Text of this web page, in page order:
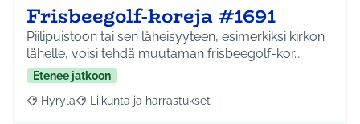
Frisbeegolf-koreja #1691
Piilipuistoon tai sen läheisyyteen, esimerkiksi kirkon
lähelle, voisi tehdä muutaman frisbeegolf-kor…
Etenee jatkoon
Rajaa tulokset aihepiirin mukaan: Hyrylä
Hyrylä Rajaa tulokset teeman mukaan: Liikunta ja
Liikunta ja harrastukset